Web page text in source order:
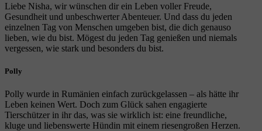
Liebe Nisha, wir wünschen dir ein Leben voller Freude,
Gesundheit und unbeschwerter Abenteuer. Und dass du jeden
einzelnen Tag von Menschen umgeben bist, die dich genauso
lieben, wie du bist. Mögest du jeden Tag genießen und niemals
vergessen, wie stark und besonders du bist.
Polly
Polly wurde in Rumänien einfach zurückgelassen – als hätte ihr
Leben keinen Wert. Doch zum Glück sahen engagierte
Tierschützer in ihr das, was sie wirklich ist: eine freundliche,
kluge und liebenswerte Hündin mit einem riesengroßen Herzen.